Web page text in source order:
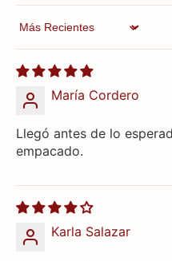
Sort by
María Cordero
Llegó antes de lo
empacado.
Karla Salazar